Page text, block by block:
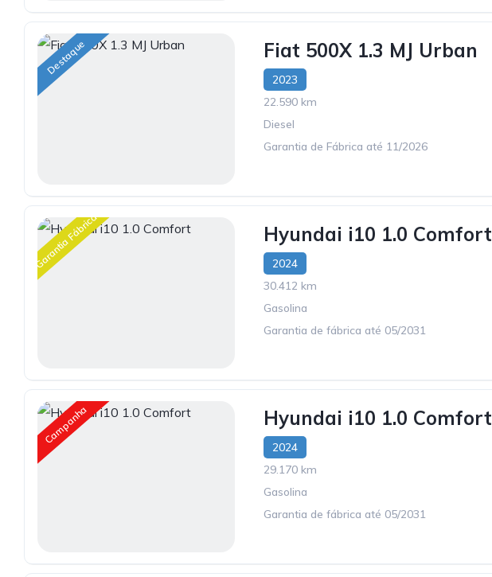
Destaque Fiat 500X 1.3 MJ Urban
2023
22.590 km
Diesel
Garantia de Fábrica até 11/2026
Garantia Fábrica Hyundai i10 1.0 Comfort
2024
30.412 km
Gasolina
Garantia de fábrica até 05/2031
Campanha Hyundai i10 1.0 Comfort
2024
29.170 km
Gasolina
Garantia de fábrica até 05/2031